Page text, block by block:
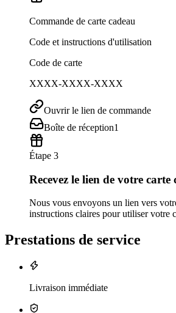
Commande de carte cadeau
Code et instructions d'utilisation
Code de carte
XXXX-XXXX-XXXX
Ouvrir le lien de commande
Boîte de réception1
Étape 3
Recevez le lien de votre carte
Nous vous envoyons un lien vers
instructions claires pour utiliser votre
Prestations de service
Livraison immédiate